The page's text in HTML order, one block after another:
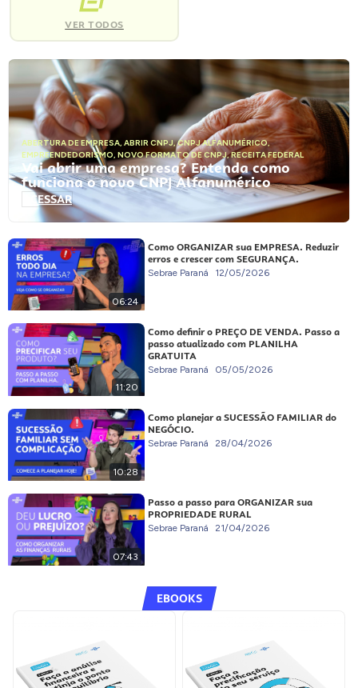
VER TODOS
ABERTURA DE EMPRESA, ABRIR CNPJ,CNPJ ALFANUMÉRICO,
EMPREENDEDORISMO, NOVO FORMATO DE CNPJ,RECEITA FEDERAL
Vai abrir uma empresa? Entenda como
funciona o novo CNPJ Alfanumérico
ACESSAR
06:24
Como ORGANIZAR sua EMPRESA. Reduzir
erros e crescer com SEGURANÇA.
Sebrae Paraná 12/05/2026
11:20
Como definir o PREÇO DE VENDA. Passo a
passo atualizado com PLANILHA
GRATUITA
Sebrae Paraná 05/05/2026
10:28
Como planejar a SUCESSÃO FAMILIAR do
NEGÓCIO.
Sebrae Paraná 28/04/2026
07:43
Passo a passo para ORGANIZAR sua
PROPRIEDADE RURAL
Sebrae Paraná 21/04/2026
EBOOKS